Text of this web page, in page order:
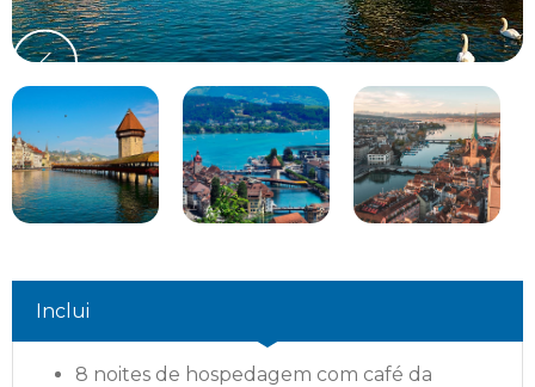
Inclui
8 noites de hospedagem com café da